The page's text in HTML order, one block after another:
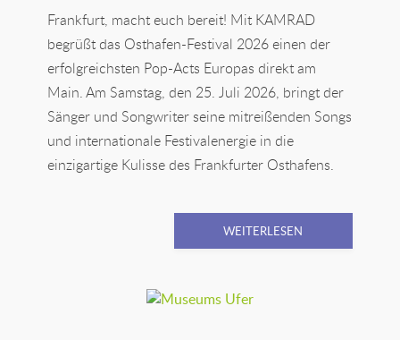
Frankfurt, macht euch bereit! Mit KAMRAD
begrüßt das Osthafen-Festival 2026 einen der
erfolgreichsten Pop-Acts Europas direkt am
Main. Am Samstag, den 25. Juli 2026, bringt der
Sänger und Songwriter seine mitreißenden Songs
und internationale Festivalenergie in die
einzigartige Kulisse des Frankfurter Osthafens.
WEITERLESEN